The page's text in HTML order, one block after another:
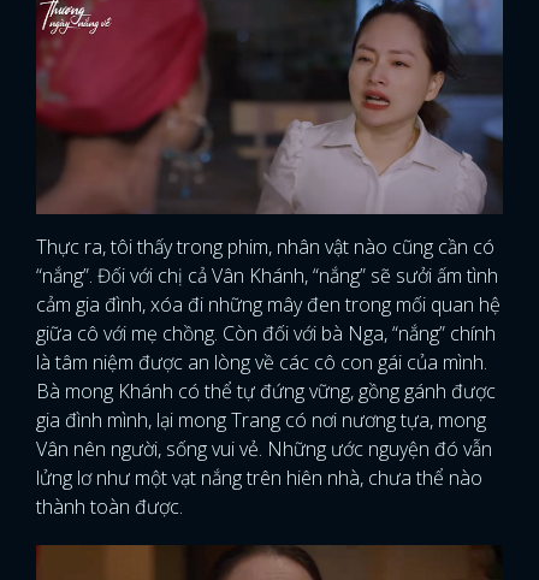
Thực ra, tôi thấy trong phim, nhân vật nào cũng cần có
“nắng”. Đối với chị cả Vân Khánh, “nắng” sẽ sưởi ấm tình
cảm gia đình, xóa đi những mây đen trong mối quan hệ
giữa cô với mẹ chồng. Còn đối với bà Nga, “nắng” chính
là tâm niệm được an lòng về các cô con gái của mình.
Bà mong Khánh có thể tự đứng vững, gồng gánh được
gia đình mình, lại mong Trang có nơi nương tựa, mong
Vân nên người, sống vui vẻ. Những ước nguyện đó vẫn
lửng lơ như một vạt nắng trên hiên nhà, chưa thể nào
thành toàn được.